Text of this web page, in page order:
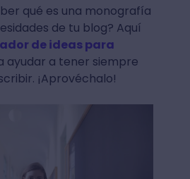
qué es una monografía
de tu blog? Aquí
de ideas para
ayudar a tener siempre
¡Aprovéchalo!